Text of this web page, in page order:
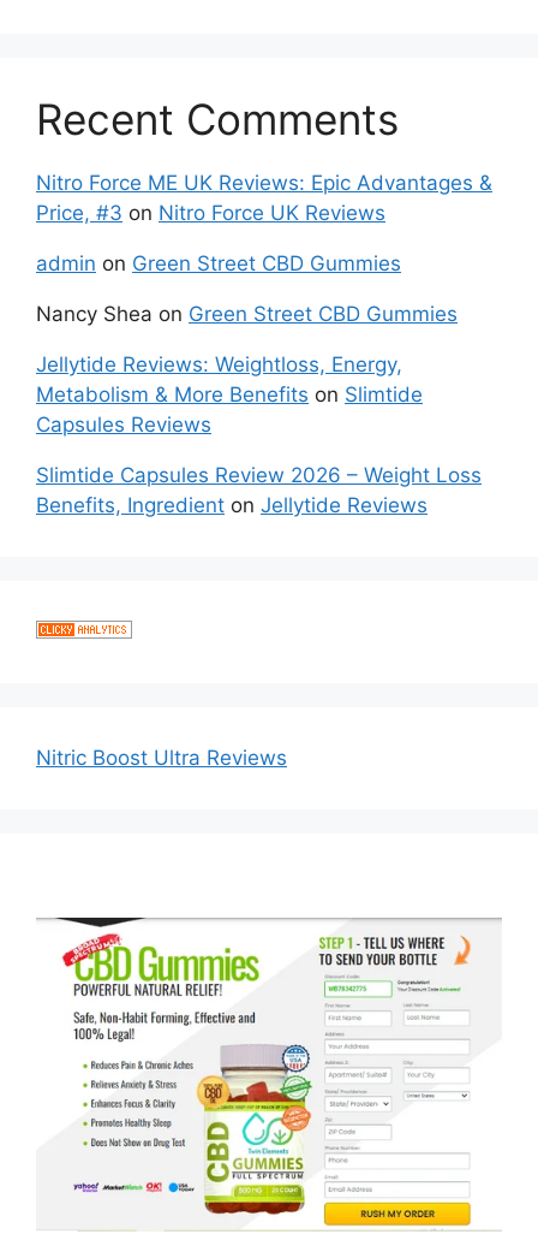
Recent Comments
Nitro Force ME UK Reviews: Epic Advantages &
Price, #3 on Nitro Force UK Reviews
admin on Green Street CBD Gummies
Nancy Shea on Green Street CBD Gummies
Jellytide Reviews: Weightloss, Energy,
Metabolism & More Benefits on Slimtide
Capsules Reviews
Slimtide Capsules Review 2026 – Weight Loss
Benefits, Ingredient on Jellytide Reviews
Nitric Boost Ultra Reviews